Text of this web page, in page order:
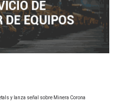
y lanza señal sobre Minera Corona